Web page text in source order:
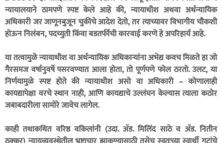
न्यायालयाने ठामपणे स्पष्ट केले आहे की, न्यायाधीश अथवा अर्धन्यायिक
अधिकारी जर जाणूनबुजून चुकीचे आदेश देतो, तर त्याच्यावर विभागीय चौकशी
होऊन निलंबन, पदच्युती किंवा बडतर्फीची कारवाई करणे हे अपरिहार्य आहे.
या तत्वामुळे न्यायाधीश वा अर्धन्यायिक अधिकार्‍यांना अभेद्य कवच मिळते हा जो
गैरसमज वर्षानुवर्षे पसरवण्यात आला होता, तो पूर्णपणे फोल ठरतो. उलट, या
निर्णयामुळे स्पष्ट होते की न्यायाधीश असो वा अधिकारी – कोणालाही
कायद्यापेक्षा वरचे स्थान नाही, आणि कायद्याचे उल्लंघन केल्यास त्याला कठोर
जबाबदारीला सामोरे जावेच लागेल.
काही तथाकथित वरिष्ठ वकिलांनी (उदा. ॲड. मिलिंद साठे व ॲड. नितीन